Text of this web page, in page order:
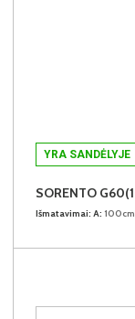
YRA SANDĖLYJE
Išmatavimai: A: 100cm